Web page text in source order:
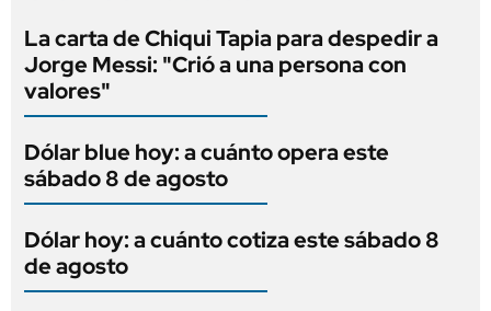
La carta de Chiqui Tapia para despedir a
Jorge Messi: "Crió a una persona con
valores"
Dólar blue hoy: a cuánto opera este
sábado 8 de agosto
Dólar hoy: a cuánto cotiza este sábado 8
de agosto